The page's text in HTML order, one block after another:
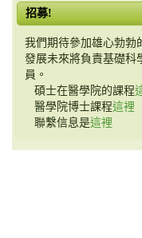
招募!
我們期待參加雄心勃勃
發展未來將負責基礎科
員。
碩士在醫學院的課程
醫學院博士課程這裡
聯繫信息是這裡